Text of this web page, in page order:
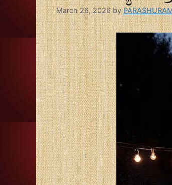
March 26, 2026 by